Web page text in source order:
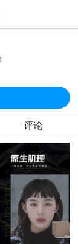
评论